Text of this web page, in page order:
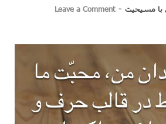
با مسیحیت -
Leave a Comment